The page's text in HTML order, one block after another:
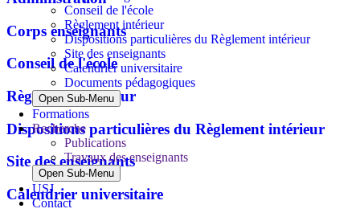
Conseil de l'école
Règlement intérieur
Dispositions particulières du Règlement intérieur
Site des enseignants
Calendrier universitaire
Documents pédagogiques
Open Sub-Menu
Formations
Recherche
Publications
Travaux des enseignants
Open Sub-Menu
USJ
Contact
Corps enseignants
Conseil de l'école
Règlement intérieur
Dispositions particulières du Règlement intérieur
Site des enseignants
Calendrier universitaire